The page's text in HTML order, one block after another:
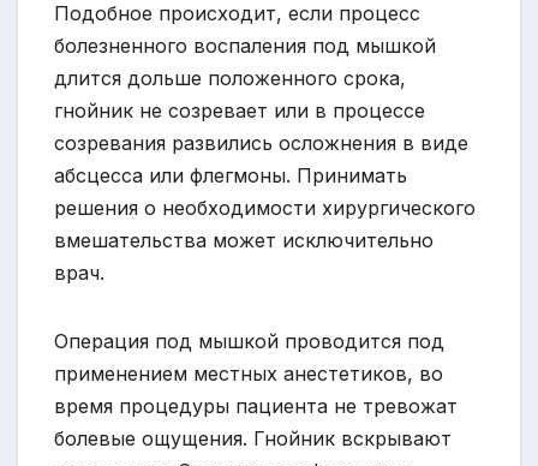
Подобное происходит, если процесс
болезненного воспаления под мышкой
длится дольше положенного срока,
гнойник не созревает или в процессе
созревания развились осложнения в виде
абсцесса или флегмоны. Принимать
решения о необходимости хирургического
вмешательства может исключительно
врач.
Операция под мышкой проводится под
применением местных анестетиков, во
время процедуры пациента не тревожат
болевые ощущения. Гнойник вскрывают